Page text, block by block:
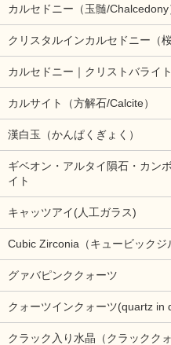
カルセドニー（玉髄/Chalcedony
クリスタルインカルセドニー（
カルセドニー｜クリストバライ
カルサイト（方解石/Calcite）
漢白玉（かんぱくぎょく）
ギベオン・アルタイ隕石・カン
イト
キャッツアイ(人工ガラス)
Cubic Zirconia（キュービックジ
グァバピンククォーツ
クォーツインクォーツ(quartz in
クラック入り水晶（クラッククォ